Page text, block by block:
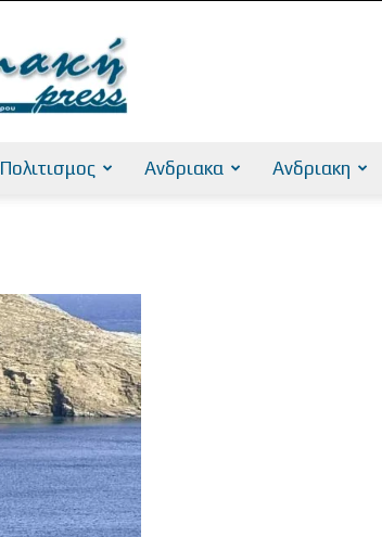
Πολιτισμος Ανδριακα Ανδριακη